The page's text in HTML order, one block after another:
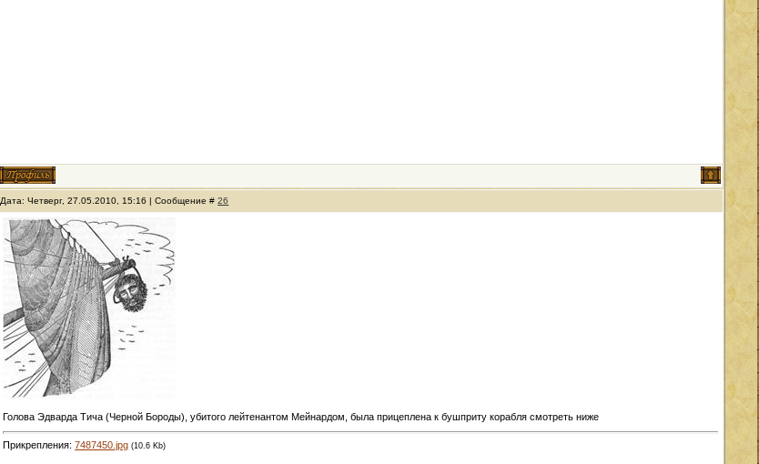
Дата: Четверг, 27.05.2010, 15:16 | Сообщение #26
Голова Эдварда Тича (Черной Бороды), убитого лейтенантом Мейнардом, была прицеплена к бушприту корабля смотреть ниже
Прикрепления:7487450.jpg (10.6 Kb)